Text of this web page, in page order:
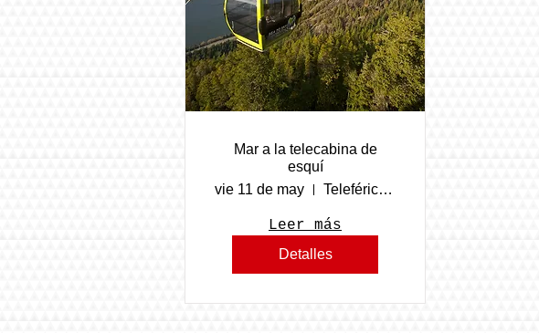
Mar a la telecabina de
esquí
vie 11 de may
Teleférico del mar al cielo
Leer más
Detalles